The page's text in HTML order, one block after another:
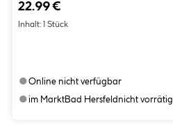
22.99 €
Inhalt: 1 Stück
●Online nicht verfügbar
●im MarktBad Hersfeldnicht vorrätig